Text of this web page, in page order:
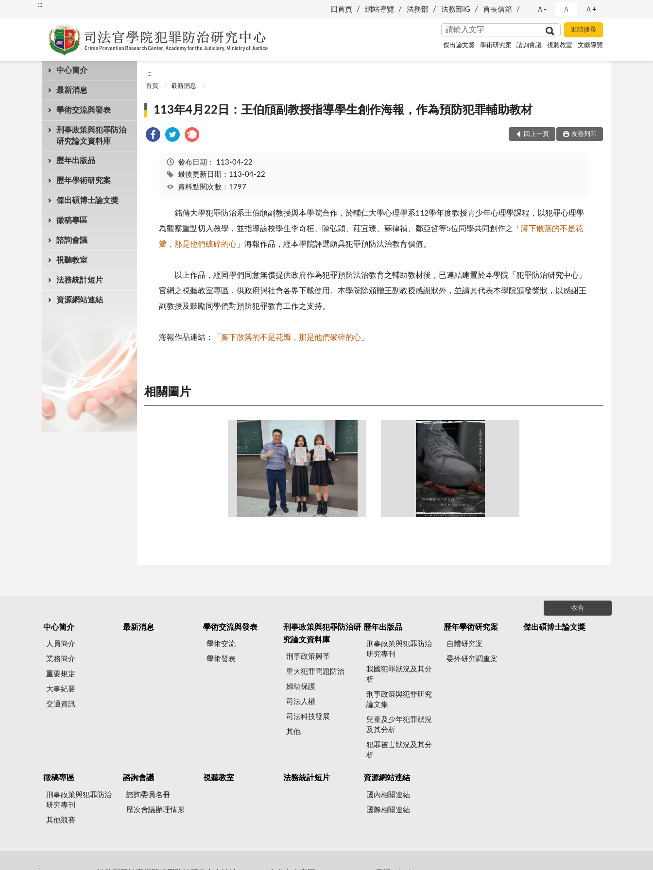
:::
回首頁 網站導覽 法務部 法務部IG 首長信箱 Ａ- Ａ Ａ+
傑出論文獎 學術研究案 諮詢會議 視聽教室 文獻導覽
中心簡介
最新消息
學術交流與發表
刑事政策與犯罪防治
研究論文資料庫
歷年出版品
歷年學術研究案
傑出碩博士論文獎
徵稿專區
諮詢會議
視聽教室
法務統計短片
資源網站連結
:::
首頁 最新消息
113年4月22日：王伯頎副教授指導學生創作海報，作為預防犯罪輔助教材
回上一頁 友善列印
發布日期： 113-04-22
最後更新日期：113-04-22
資料點閱次數：1797
銘傳大學犯罪防治系王伯頎副教授與本學院合作，於輔仁大學心理學系112學年度教授青少年心理學課程，以犯罪心理學
為觀察重點切入教學，並指導該校學生李奇桓、陳弘穎、莊宜臻、蘇律禎、鄒亞哲等5位同學共同創作之「 腳下散落的不是花
瓣，那是他們破碎的心 」海報作品，經本學院評選頗具犯罪預防法治教育價值。
以上作品，經同學們同意無償提供政府作為犯罪預防法治教育之輔助教材後，已連結建置於本學院「犯罪防治研究中心」
官網之視聽教室專區，供政府與社會各界下載使用。本學院除頒贈王副教授感謝狀外，並請其代表本學院頒發獎狀，以感謝王
副教授及鼓勵同學們對預防犯罪教育工作之支持。
海報作品連結：「 腳下散落的不是花瓣，那是他們破碎的心 」
相關圖片
收合
中心簡介
人員簡介
業務簡介
重要規定
大事紀要
交通資訊
最新消息 學術交流與發表
學術交流
學術發表
刑事政策與犯罪防治研
究論文資料庫
刑事政策興革
重大犯罪問題防治
婦幼保護
司法人權
司法科技發展
其他
歷年出版品
刑事政策與犯罪防治
研究專刊
我國犯罪狀況及其分
析
刑事政策與犯罪研究
論文集
兒童及少年犯罪狀況
及其分析
犯罪被害狀況及其分
析
歷年學術研究案
自體研究案
委外研究調查案
傑出碩博士論文獎
徵稿專區
刑事政策與犯罪防治
研究專刊
其他競賽
諮詢會議
諮詢委員名冊
歷次會議辦理情形
視聽教室 法務統計短片 資源網站連結
國內相關連結
國際相關連結
:::